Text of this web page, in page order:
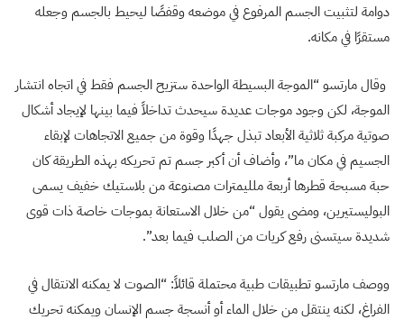
دوامة لتثبيت الجسم المرفوع في موضعه وقفصًا ليحيط بالجسم وجعله
مستقرًا في مكانه.
وقال مارتسو “الموجة البسيطة الواحدة ستزيح الجسم فقط في اتجاه انتشار
الموجة، لكن وجود موجات عديدة سيحدث تداخلاً فيما بينها لإيجاد أشكال
صوتية مركبة ثلاثية الأبعاد تبذل جهدًا وقوة من جميع الاتجاهات لإبقاء
الجسيم في مكان ما”، وأضاف أن أكبر جسم تم تحريكه بهذه الطريقة كان
حبة مسبحة قطرها أربعة ملليمترات مصنوعة من بلاستيك خفيف يسمى
البوليستيرين، ومضى يقول “من خلال الاستعانة بموجات خاصة ذات قوى
شديدة سيتسنى رفع كريات من الصلب فيما بعد”.
ووصف مارتسو تطبيقات طبية محتملة قائلاً: “الصوت لا يمكنه الانتقال في
الفراغ، لكنه ينتقل من خلال الماء أو أنسجة جسم الإنسان ويمكنه تحريك